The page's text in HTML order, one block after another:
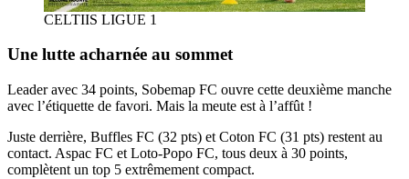
CELTIIS LIGUE 1
Une lutte acharnée au sommet
Leader avec 34 points, Sobemap FC ouvre cette deuxième manche
avec l’étiquette de favori. Mais la meute est à l’affût !
Juste derrière, Buffles FC (32 pts) et Coton FC (31 pts) restent au
contact. Aspac FC et Loto-Popo FC, tous deux à 30 points,
complètent un top 5 extrêmement compact.